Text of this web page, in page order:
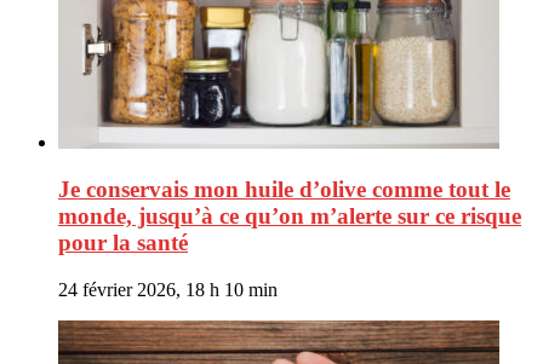
Je conservais mon huile d’olive comme tout le
monde, jusqu’à ce qu’on m’alerte sur ce risque
pour la santé
24 février 2026, 18 h 10 min